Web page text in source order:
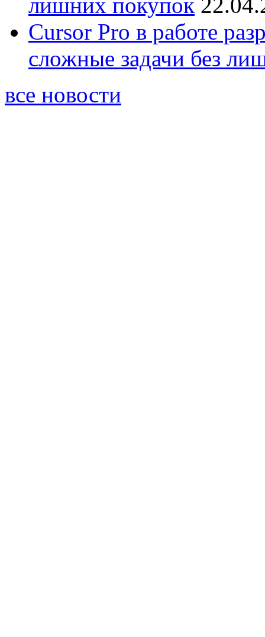
Cursor Pro в работе
сложные задачи без
все новости